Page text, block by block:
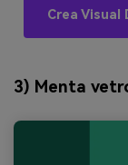
Crea Visual
3) Menta